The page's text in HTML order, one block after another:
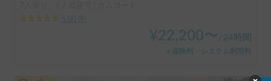
5.00
9
¥22,200〜 /24時間
＋保険料・システム利用料